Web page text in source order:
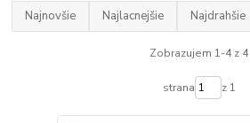
Najnovšie Najlacnejšie Najdrahšie
Zobrazujem 1-4 z 4
strana z 1